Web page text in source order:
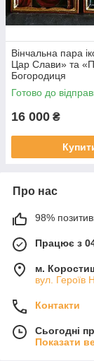
Вінчальна пара
Цар Слави» та
Богородиця
см
Готово до
16 000 ₴
Про нас
98%
Працює з
м.
вул. Героїв
Контакти
Сьогодні
Показати